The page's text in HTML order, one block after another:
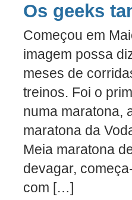
Os geeks
Começou em
imagem possa
meses de
treinos. Foi o
numa maratona,
maratona da
Meia maratona
devagar,
com […]